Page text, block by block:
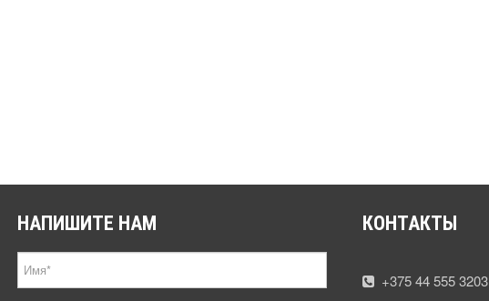
НАПИШИТЕ НАМ КОНТАКТЫ
+375 44 555 3203